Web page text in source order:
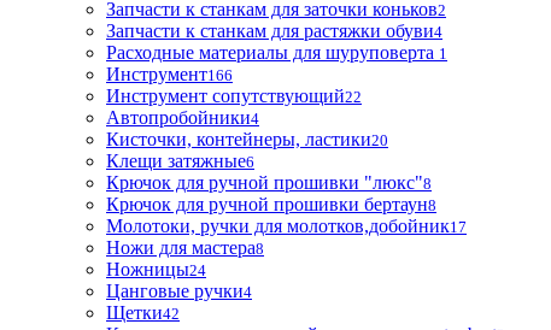
Запчасти к станкам для заточки коньков2
Запчасти к станкам для растяжки обуви4
Расходные материалы для шуруповерта 1
Инструмент166
Инструмент сопутствующий22
Автопробойники4
Кисточки, контейнеры, ластики20
Клещи затяжные6
Крючок для ручной прошивки "люкс"8
Крючок для ручной прошивки бертаун8
Молотоки, ручки для молотков,добойник17
Ножи для мастера8
Ножницы24
Цанговые ручки4
Щетки42